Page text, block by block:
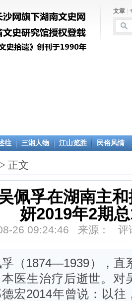
文章
往 三湘人物 江山览胜 民俗风情
> 正文
吴佩孚在湖南主
妍2019年2期
26 09:24:46 来源： 评
（1874—1939），直
医生治疗后逝世。对
宏2014年曾说：以往